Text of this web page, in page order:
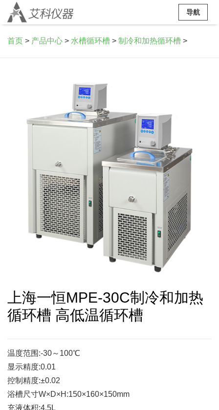
导航
首页 > 产品中心 > 水槽循环槽 > 制冷和加热循环槽 >
上海一恒MPE-30C制冷和加热
循环槽 高低温循环槽
温度范围:-30～100℃
显示精度:0.01
控制精度:±0.02
浴槽尺寸W×D×H:150×160×150mm
充液体积:4.5L